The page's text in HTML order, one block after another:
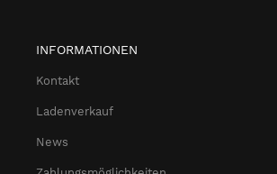
INFORMATIONEN
Kontakt
Ladenverkauf
News